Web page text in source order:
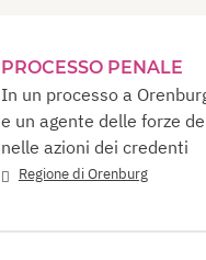
PROCESSO PENALE
In un processo a
e un agente delle forze
nelle azioni dei credenti
Regione di Orenburg